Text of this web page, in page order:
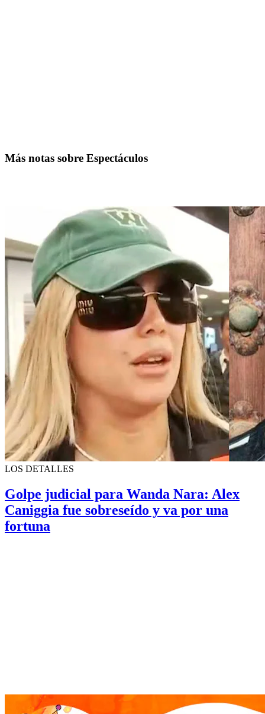
Más notas sobre Espectáculos
LOS DETALLES
Golpe judicial para Wanda Nara: Alex
Caniggia fue sobreseído y va por una
fortuna